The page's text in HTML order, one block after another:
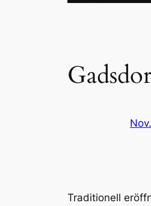
Traditionell